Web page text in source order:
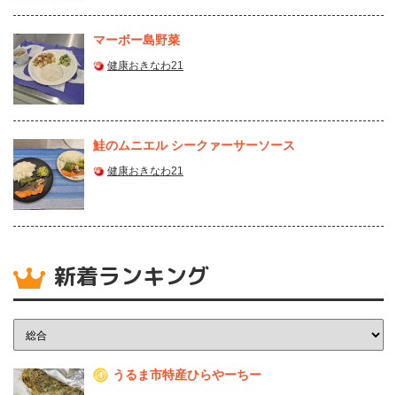
マーボー島野菜
健康おきなわ21
鮭のムニエル シークァーサーソース
健康おきなわ21
新着ランキング
1 うるま市特産ひらやーちー